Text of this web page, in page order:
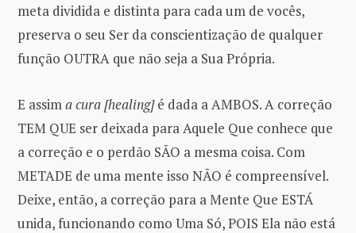
meta dividida e distinta para cada um de vocês,
preserva o seu Ser da conscientização de qualquer
função OUTRA que não seja a Sua Própria.
E assima cura [healing]é dada a AMBOS. A correção
TEM QUE ser deixada para Aquele Que conhece que
a correção e o perdão SÃO a mesma coisa. Com
METADE de uma mente isso NÃO é compreensível.
Deixe, então, a correção para a Mente Que ESTÁ
unida, funcionando como Uma Só, POIS Ela não está